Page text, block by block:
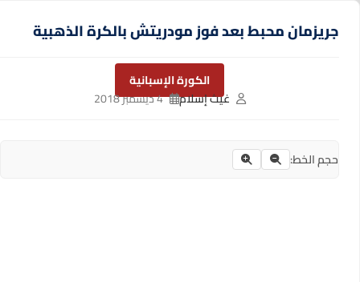
جريزمان محبط بعد فوز مودريتش بالكرة الذهبية
الكورة الإسبانية
غيث إسلام
4 ديسمبر 2018
حجم الخط: